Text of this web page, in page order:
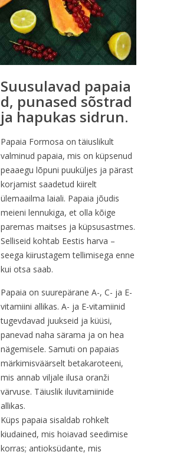
Suusulavad papaia
d, punased sõstrad
ja hapukas sidrun.
Papaia Formosa on täiuslikult
valminud papaia, mis on küpsenud
peaaegu lõpuni puuküljes ja pärast
korjamist saadetud kiirelt
ülemaailma laiali. Papaia jõudis
meieni lennukiga, et olla kõige
paremas maitses ja küpsusastmes.
Selliseid kohtab Eestis harva –
seega kiirustagem tellimisega enne
kui otsa saab.
Papaia on suurepärane A-, C- ja E-
vitamiini allikas. A- ja E-vitamiinid
tugevdavad juukseid ja küüsi,
panevad naha särama ja on hea
nägemisele. Samuti on papaias
märkimisväärselt betakaroteeni,
mis annab viljale ilusa oranži
värvuse. Täiuslik iluvitamiinide
allikas.
Küps papaia sisaldab rohkelt
kiudained, mis hoiavad seedimise
korras; antioksüdante, mis